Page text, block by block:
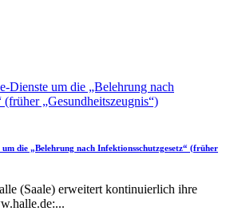
die „Belehrung nach Infektionsschutzgesetz“ (früher
(Saale) erweitert kontinuierlich ihre
...